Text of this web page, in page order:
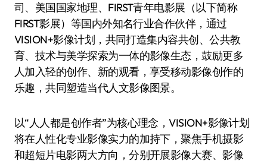
司、美国国家地理、FIRST青年电影展（以下简称
FIRST影展）等国内外知名行业合作伙伴，通过
VISION+影像计划，共同打造集内容共创、公共教
育、技术与美学探索为一体的影像生态，鼓励更多
人加入轻的创作、新的观看，享受移动影像创作的
乐趣，共同塑造当代人文影像图景。
以“人人都是创作者”为核心理念，VISION+影像计划
将在人性化专业影像实力的加持下，聚焦手机摄影
和超短片电影两大方向，分别开展影像大赛、影像